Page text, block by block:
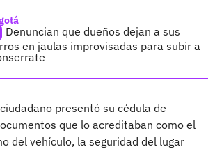
Denuncian que dueños dejan a sus
en jaulas improvisadas para subir a
presentó su cédula de
que lo acreditaban como el
del vehículo, la seguridad del lugar